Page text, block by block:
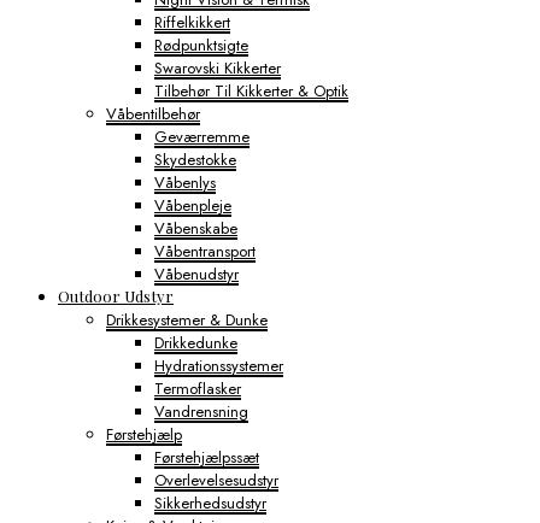
Riffelkikkert
Rødpunktsigte
Swarovski Kikkerter
Tilbehør Til Kikkerter & Optik
Våbentilbehør
Geværremme
Skydestokke
Våbenlys
Våbenpleje
Våbenskabe
Våbentransport
Våbenudstyr
Outdoor Udstyr
Drikkesystemer & Dunke
Drikkedunke
Hydrationssystemer
Termoflasker
Vandrensning
Førstehjælp
Førstehjælpssæt
Overlevelsesudstyr
Sikkerhedsudstyr